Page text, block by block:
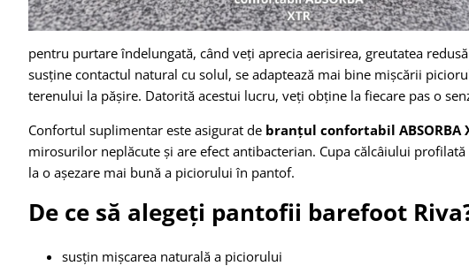
pentru purtare îndelungată, când veți aprecia aerisirea, greutatea
susține contactul natural cu solul, se adaptează mai bine mișcării
terenului la pășire. Datorită acestui lucru, veți obține la fiecare pas o
Confortul suplimentar este asigurat de branțul confortabil ABSORBA
mirosurilor neplăcute și are efect antibacterian. Cupa călcâiului
la o așezare mai bună a piciorului în pantof.
De ce să alegeți pantofii barefoot
susțin mișcarea naturală a piciorului